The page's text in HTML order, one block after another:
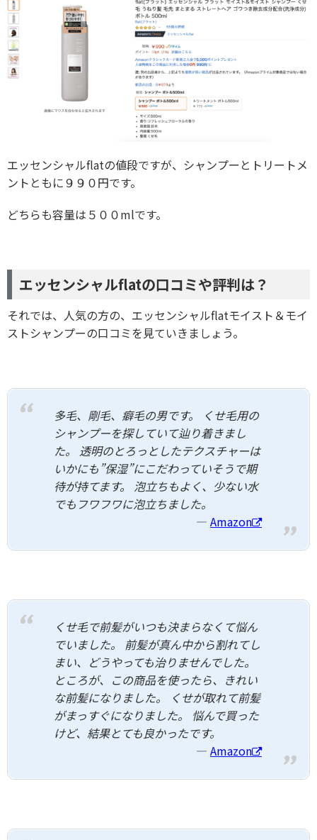
エッセンシャルflatの値段ですが、シャンプーとトリートメ
ントともに９９０円です。
どちらも容量は５００mlです。
エッセンシャルflatの口コミや評判は？
それでは、人気の方の、エッセンシャルflatモイスト＆モイ
ストシャンプーの口コミを見ていきましょう。
多毛、剛毛、癖毛の男です。 くせ毛用の
シャンプーを探していて辿り着きまし
た。 透明のとろっとしたテクスチャーは
いかにも”保湿”にこだわっていそうで期
待が持てます。 泡立ちもよく、少ない水
でもフワフワに泡立ちました。
Amazon
くせ毛で前髪がいつも決まらなくて悩ん
でいました。 前髪が真ん中から割れてし
まい、どうやっても治りませんでした。
ところが、この商品を使ったら、きれい
な前髪になりました。 くせが取れて前髪
がまっすぐになりました。 悩んで買った
けど、結果とても良かったです。
Amazon